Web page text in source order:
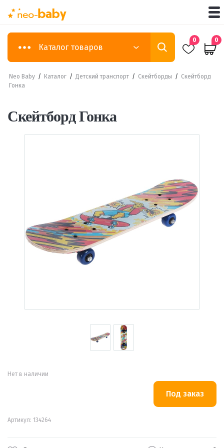
Каталог товаров
0 0
Neo Baby / Каталог / Детский транспорт / Скейтборды / Скейтборд
Гонка
Скейтборд Гонка
Нет в наличии
Артикул: 134264